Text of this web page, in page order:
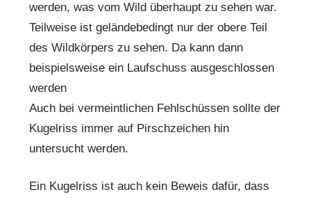
werden, was vom Wild überhaupt zu sehen war.
Teilweise ist geländebedingt nur der obere Teil
des Wildkörpers zu sehen. Da kann dann
beispielsweise ein Laufschuss ausgeschlossen
werden
Auch bei vermeintlichen Fehlschüssen sollte der
Kugelriss immer auf Pirschzeichen hin
untersucht werden.
Ein Kugelriss ist auch kein Beweis dafür, dass